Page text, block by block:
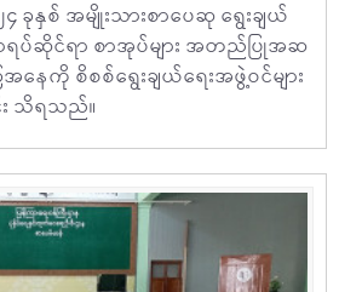
ခုနှစ် အမျိုးသားစာပေဆု ရွေးချယ်
ပ်ဆိုင်ရာ စာအုပ်များ အတည်ပြုအဆ
နေကို စိစစ်ရွေးချယ်ရေးအဖွဲ့ဝင်များ
း သိရသည်။